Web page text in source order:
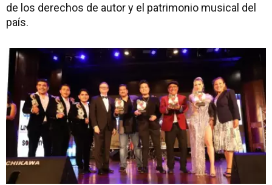
de los derechos de autor y el patrimonio musical del
país.